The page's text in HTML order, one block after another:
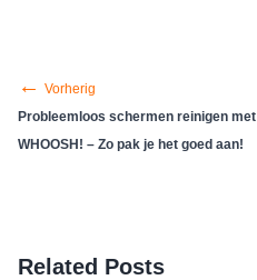
← Vorherig
Probleemloos schermen reinigen met
WHOOSH! – Zo pak je het goed aan!
Related Posts